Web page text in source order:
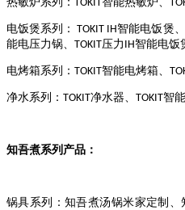
TOKIT
电饭煲系列： TOKIT IH智能电饭煲、
能电压力锅、 TOKIT压力 IH智能电饭
电烤箱系列： TOKIT智能电烤箱、
净水系列： TOKIT净水器、 TOKIT智
知吾煮系列产品：
锅具系列：知吾煮汤锅米家定制